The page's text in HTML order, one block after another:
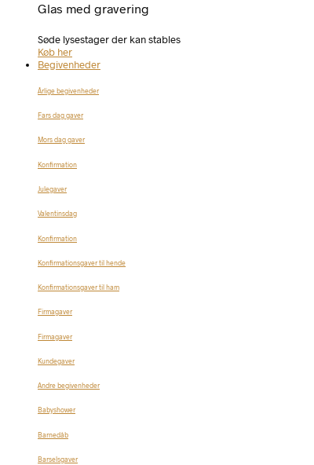
Glas med gravering
Søde lysestager der kan stables
Køb her
Begivenheder
Årlige begivenheder
Fars dag gaver
Mors dag gaver
Konfirmation
Julegaver
Valentinsdag
Konfirmation
Konfirmationsgaver til hende
Konfirmationsgaver til ham
Firmagaver
Firmagaver
Kundegaver
Andre begivenheder
Babyshower
Barnedåb
Barselsgaver